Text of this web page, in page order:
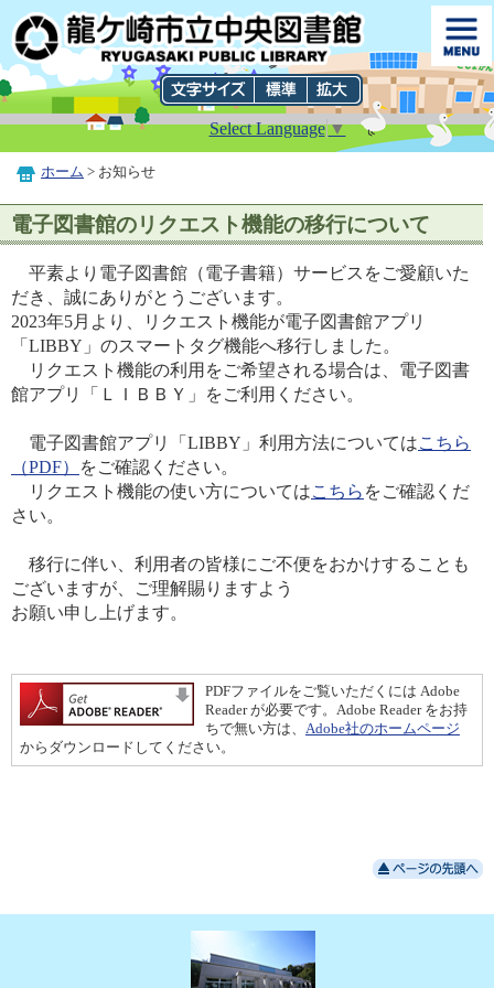
Select Language▼
ホーム > お知らせ
電子図書館のリクエスト機能の移行について
平素より電子図書館（電子書籍）サービスをご愛顧いた
だき、誠にありがとうございます。
2023年5月より、リクエスト機能が電子図書館アプリ
「LIBBY」のスマートタグ機能へ移行しました。
リクエスト機能の利用をご希望される場合は、電子図書
館アプリ「ＬＩＢＢＹ」をご利用ください。
電子図書館アプリ「LIBBY」利用方法についてはこちら
（PDF）
をご確認ください。
リクエスト機能の使い方についてはこちら をご確認くだ
さい。
移行に伴い、利用者の皆様にご不便をおかけすることも
ございますが、ご理解賜りますよう
お願い申し上げます。
PDFファイルをご覧いただくには Adobe
Reader が必要です。Adobe Reader をお持
ちで無い方は、 Adobe社のホームページ
からダウンロードしてください。